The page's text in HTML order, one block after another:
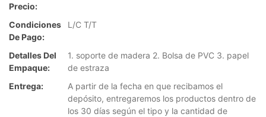
Precio:
Condiciones
De Pago:
L/C T/T
Detalles Del
Empaque:
1. soporte de madera 2. Bolsa de PVC 3. papel
de estraza
Entrega:
A partir de la fecha en que recibamos el
depósito, entregaremos los productos dentro de
los 30 días según el tipo y la cantidad de